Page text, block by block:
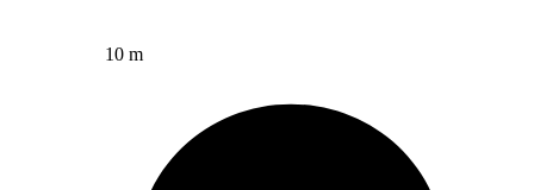
10 m